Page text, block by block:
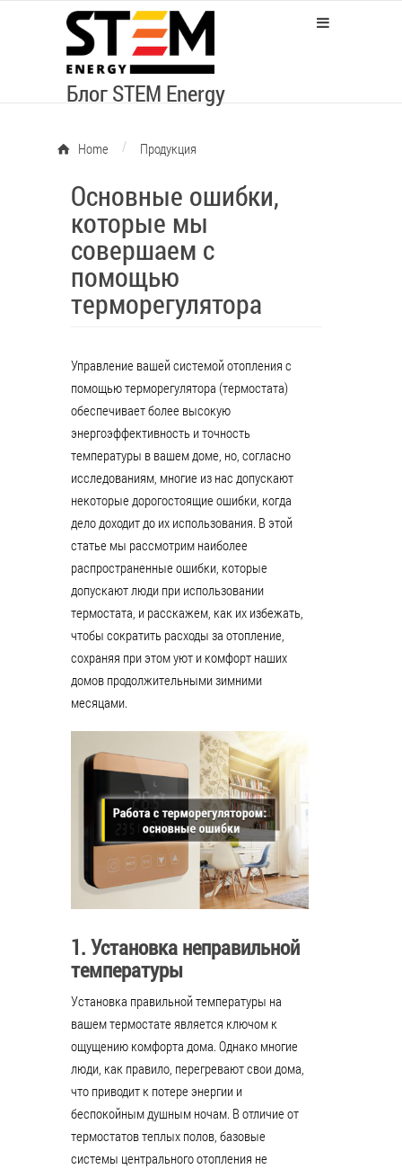
Блог STEM Energy
Home / Продукция
Основные ошибки,
которые мы
совершаем с
помощью
терморегулятора
Управление вашей системой отопления с
помощью терморегулятора (термостата)
обеспечивает более высокую
энергоэффективность и точность
температуры в вашем доме, но, согласно
исследованиям, многие из нас допускают
некоторые дорогостоящие ошибки, когда
дело доходит до их использования. В этой
статье мы рассмотрим наиболее
распространенные ошибки, которые
допускают люди при использовании
термостата, и расскажем, как их избежать,
чтобы сократить расходы за отопление,
сохраняя при этом уют и комфорт наших
домов продолжительными зимними
месяцами.
1. Установка неправильной
температуры
Установка правильной температуры на
вашем термостате является ключом к
ощущению комфорта дома. Однако многие
люди, как правило, перегревают свои дома,
что приводит к потере энергии и
беспокойным душным ночам. В отличие от
термостатов теплых полов, базовые
системы центрального отопления не